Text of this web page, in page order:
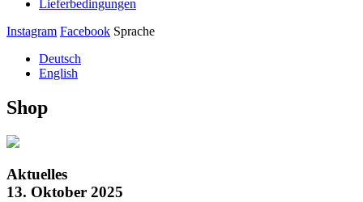
Lieferbedingungen
Instagram Facebook Sprache
Deutsch
English
Shop
Aktuelles
13. Oktober 2025